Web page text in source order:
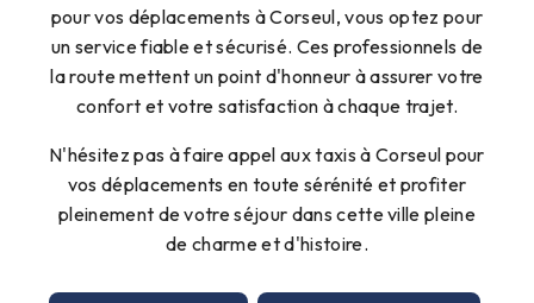
pour vos déplacements à Corseul, vous optez pour
un service fiable et sécurisé. Ces professionnels de
la route mettent un point d'honneur à assurer votre
confort et votre satisfaction à chaque trajet.
N'hésitez pas à faire appel aux taxis à Corseul pour
vos déplacements en toute sérénité et profiter
pleinement de votre séjour dans cette ville pleine
de charme et d'histoire.